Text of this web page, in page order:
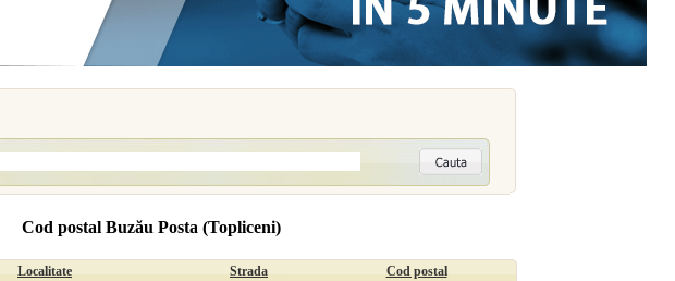
Cod postal Buzău Posta (Topliceni)
Localitate Strada
Cod postal